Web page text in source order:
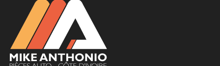
used-panties-es/